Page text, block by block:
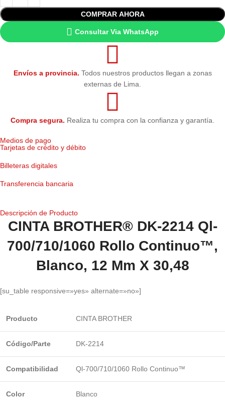
COMPRAR AHORA
Consultar Via WhatsApp
Envíos a provincia. Todos nuestros productos llegan a zonas
externas de Lima.
Compra segura. Realiza tu compra con la confianza y garantía.
Medios de pago
Tarjetas de crédito y débito
Billeteras digitales
Transferencia bancaria
Descripción de Producto
CINTA BROTHER® DK-2214 Ql-
700/710/1060 Rollo Continuo™,
Blanco, 12 Mm X 30,48
[su_table responsive=»yes» alternate=»no»]
Producto CINTA BROTHER
Código/Parte DK-2214
Compatibilidad Ql-700/710/1060 Rollo Continuo™
Color Blanco